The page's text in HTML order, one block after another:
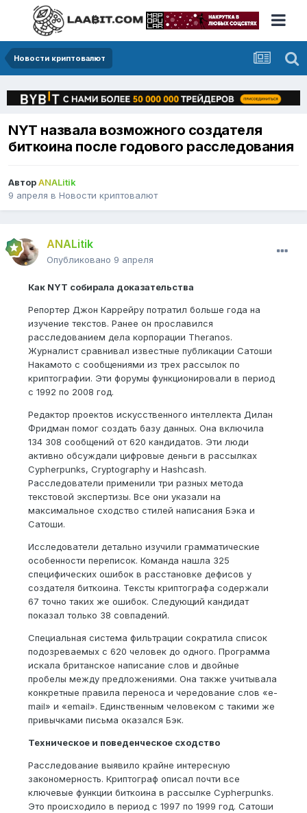
Новости криптовалют
NYT назвала возможного создателя
биткоина после годового расследования
АвторANALitik
9 апреля в Новости криптовалют
ANALitik
Опубликовано 9 апреля
Как NYT собирала доказательства
Репортер Джон Каррейру потратил больше года на
изучение текстов. Ранее он прославился
расследованием дела корпорации Theranos.
Журналист сравнивал известные публикации Сатоши
Накамото с сообщениями из трех рассылок по
криптографии. Эти форумы функционировали в период
с 1992 по 2008 год.
Редактор проектов искусственного интеллекта Дилан
Фридман помог создать базу данных. Она включила
134 308 сообщений от 620 кандидатов. Эти люди
активно обсуждали цифровые деньги в рассылках
Cypherpunks, Cryptography и Hashcash.
Расследователи применили три разных метода
текстовой экспертизы. Все они указали на
максимальное сходство стилей написания Бэка и
Сатоши.
Исследователи детально изучили грамматические
особенности переписок. Команда нашла 325
специфических ошибок в расстановке дефисов у
создателя биткоина. Тексты криптографа содержали
67 точно таких же ошибок. Следующий кандидат
показал только 38 совпадений.
Специальная система фильтрации сократила список
подозреваемых с 620 человек до одного. Программа
искала британское написание слов и двойные
пробелы между предложениями. Она также учитывала
конкретные правила переноса и чередование слов «e-
mail» и «email». Единственным человеком с такими же
привычками письма оказался Бэк.
Техническое и поведенческое сходство
Расследование выявило крайне интересную
закономерность. Криптограф описал почти все
ключевые функции биткоина в рассылке Cypherpunks.
Это происходило в период с 1997 по 1999 год. Сатоши